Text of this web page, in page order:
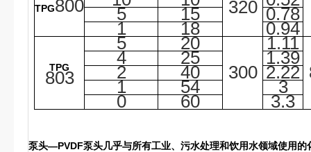
TPG800 320
5 15 0.78
1 18 0.94
TPG
803
5
20
300
1.11
4 25 1.39
2 40 2.22
1 54 3
0 60 3.3
泵头—PVDF泵头几乎与所有工业、污水处理和饮用水领域使用的